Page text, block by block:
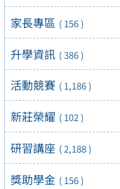
家長專區 ( 156 )
升學資訊 ( 386 )
活動競賽 ( 1,186 )
新莊榮耀 ( 102 )
研習講座 ( 2,188 )
獎助學金 ( 156 )